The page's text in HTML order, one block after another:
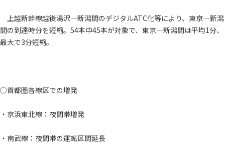
上越新幹線越後湯沢―新潟間のデジタルATC化等により、東京―新潟
間の到達時分を短縮。54本中45本が対象で、東京―新潟間は平均1分、
最大で3分短縮。
○首都圏各線区での増発
・京浜東北線：夜間帯増発
・南武線：夜間帯の運転区間延長